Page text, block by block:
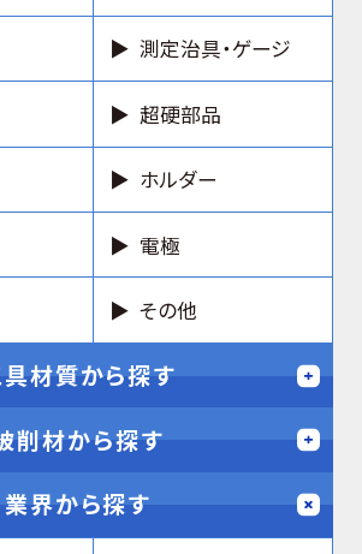
測定治具・ゲージ
超硬部品
ホルダー
電極
その他
材質から探す
削材から探す
業界から探す